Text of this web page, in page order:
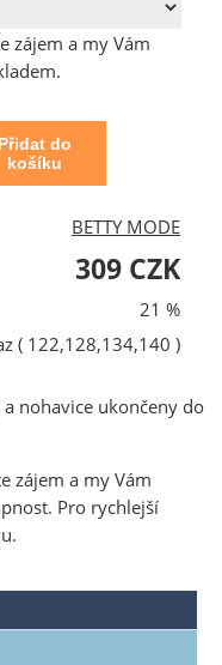
zájem a my Vám
BETTY MODE
309 CZK
21 %
( 122,128,134,140 )
nohavice ukončeny do
zájem a my Vám
Pro rychlejší